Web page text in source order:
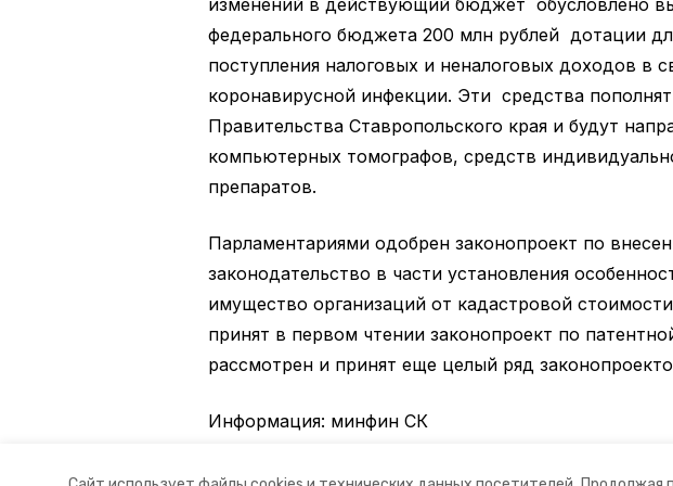
федерального бюджета 200 млн рублей дотации
поступления налоговых и неналоговых доходов в
коронавирусной инфекции. Эти средства
Правительства Ставропольского края и будут
компьютерных томографов, средств
препаратов.
Парламентариями одобрен законопроект по
законодательство в части установления
имущество организаций от кадастровой
принят в первом чтении законопроект по
рассмотрен и принят еще целый ряд
Информация: минфин СК